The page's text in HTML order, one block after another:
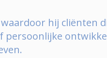
hij cliënten
persoonlijke